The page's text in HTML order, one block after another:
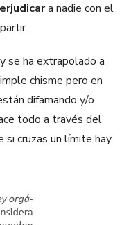
a nadie con el
se ha extrapolado a
chisme pero en
difamando y/o
todo a través del
si cruzas un límite hay